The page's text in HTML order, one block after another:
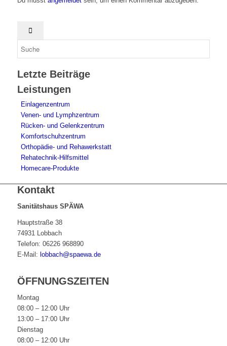
Letzte Beiträge
Leistungen
Einlagenzentrum
Venen- und Lymphzentrum
Rücken- und Gelenkzentrum
Komfortschuhzentrum
Orthopädie- und Rehawerkstatt
Rehatechnik-Hilfsmittel
Homecare-Produkte
Kontakt
Sanitätshaus SPÄWA
Hauptstraße 38
74931 Lobbach
Telefon: 06226 968890
E-Mail: lobbach@spaewa.de
ÖFFNUNGSZEITEN
Montag
08:00 – 12:00 Uhr
13:00 – 17:00 Uhr
Dienstag
08:00 – 12:00 Uhr